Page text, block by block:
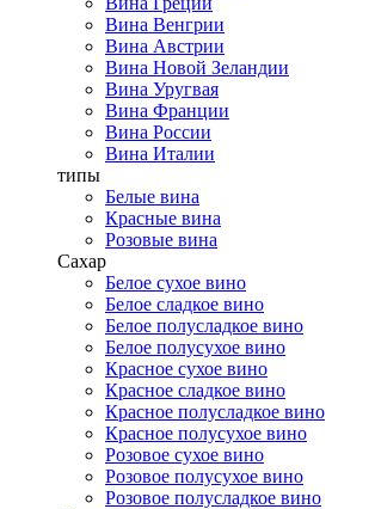
Вина Венгрии
Вина Австрии
Вина Новой Зеландии
Вина Уругвая
Вина Франции
Вина России
Вина Италии
типы
Белые вина
Красные вина
Розовые вина
Сахар
Белое сухое вино
Белое сладкое вино
Белое полусладкое вино
Белое полусухое вино
Красное сухое вино
Красное сладкое вино
Красное полусладкое вино
Красное полусухое вино
Розовое сухое вино
Розовое полусухое вино
Розовое полусладкое вино